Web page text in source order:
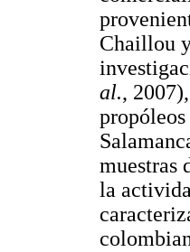
Chaillou
al.,
muestras
la